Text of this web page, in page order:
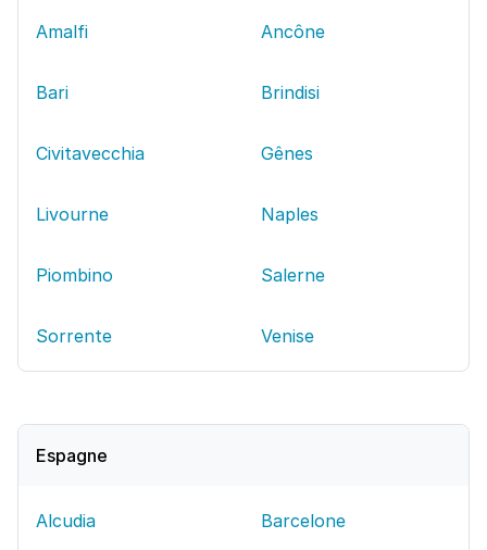
Amalfi Ancône
Bari Brindisi
Civitavecchia Gênes
Livourne Naples
Piombino Salerne
Sorrente Venise
Espagne
Alcudia Barcelone